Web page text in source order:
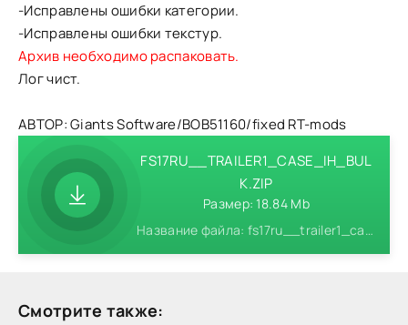
-Исправлены ошибки категории.
-Исправлены ошибки текстур.
Архив необходимо распаковать.
Лог чист.
АВТОР: Giants Software/BOB51160/fixed RT-mods
FS17RU__TRAILER1_CASE_IH_BUL
K.ZIP
Размер: 18.84 Mb
Название файла: fs17ru__trailer1_case_ih_bulk.zip
Смотрите также: